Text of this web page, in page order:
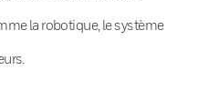
la robotique, le système